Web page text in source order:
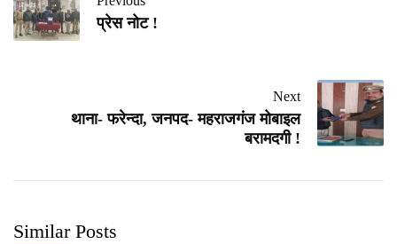
प्रेस नोट !
Next
थाना- फरेन्दा, जनपद- महराजगंज मोबाइल
बरामदगी !
Similar Posts